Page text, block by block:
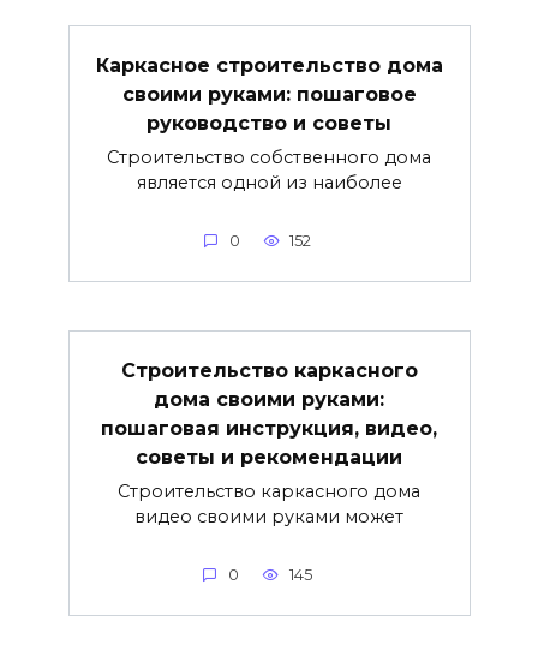
Каркасное строительство дома
своими руками: пошаговое
руководство и советы
Строительство собственного дома
является одной из наиболее
0 152
Строительство каркасного
дома своими руками:
пошаговая инструкция, видео,
советы и рекомендации
Строительство каркасного дома
видео своими руками может
0 145